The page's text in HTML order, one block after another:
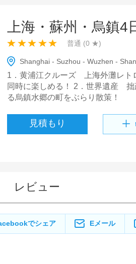
上海・蘇州・烏鎮4
普通 (0 ★)
Shanghai - Suzhou - Wuzhen -
1．黄浦江クルーズ 上海外灘レト
同時に楽しめる！ 2．世界遺産
る烏鎮水郷の町をぶらり散策！
見積もり
レビュー
でシェア Eメール